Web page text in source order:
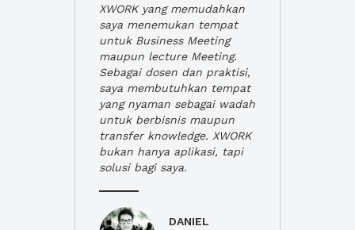
XWORK yang memudahkan
saya menemukan tempat
untuk Business Meeting
maupun lecture Meeting.
Sebagai dosen dan praktisi,
saya membutuhkan tempat
yang nyaman sebagai wadah
untuk berbisnis maupun
transfer knowledge. XWORK
bukan hanya aplikasi, tapi
solusi bagi saya.
DANIEL